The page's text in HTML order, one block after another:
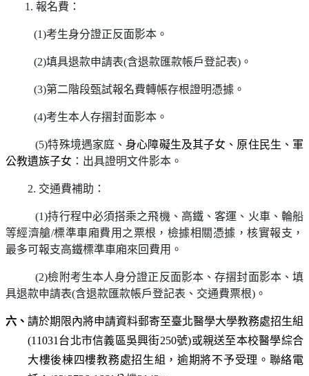
報名費：
考生身分證正反面影本。
填具退款申請表(含退款匯款帳戶登記表) 。
第二階段甄試報名費轉帳存根證明憑據。
考生本人存摺封面影本。
特殊境遇家庭、 身心障礙生及其子女、原住民生、軍
公教遺族子女 ：出具證明文件影本。
交通費補助：
持行程中必須搭乘之飛機、高鐵、客運、火車、輪船
等經濟艙/標準車廂費用之票根，檢據相關憑據，核實報支，
最多可報支高鐵標準車廂來回費用。
檢附考生本人身分證正反面影本、存摺封面影本、填
具退款申請表(含退款匯款帳戶登記表、交通費票根)。
六、 請於期限內將申請資料郵寄至臺北醫學大學教務處招生組
(11031台北市信義區吳興街250號)或親送至本校醫學綜合
大樓後棟四樓教務處招生組，逾期將不予受理。聯絡電